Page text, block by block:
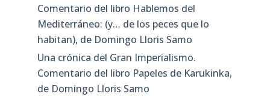
Comentario del libro Hablemos del
Mediterráneo: (y… de los peces que lo
habitan), de Domingo Lloris Samo
Una crónica del Gran Imperialismo.
Comentario del libro Papeles de Karukinka,
de Domingo Lloris Samo